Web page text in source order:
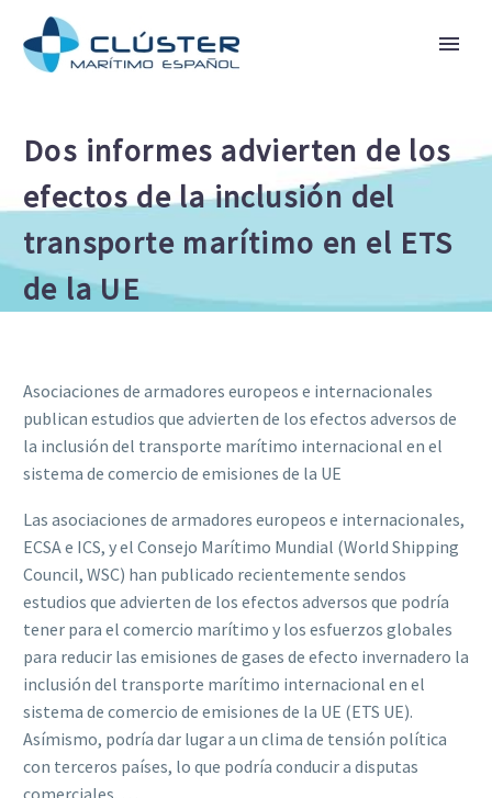
Dos informes advierten de los
efectos de la inclusión del
transporte marítimo en el ETS
de la UE
Asociaciones de armadores europeos e internacionales
publican estudios que advierten de los efectos adversos de
la inclusión del transporte marítimo internacional en el
sistema de comercio de emisiones de la UE
Las asociaciones de armadores europeos e internacionales,
ECSA e ICS, y el Consejo Marítimo Mundial (World Shipping
Council, WSC) han publicado recientemente sendos
estudios que advierten de los efectos adversos que podría
tener para el comercio marítimo y los esfuerzos globales
para reducir las emisiones de gases de efecto invernadero la
inclusión del transporte marítimo internacional en el
sistema de comercio de emisiones de la UE (ETS UE).
Asímismo, podría dar lugar a un clima de tensión política
con terceros países, lo que podría conducir a disputas